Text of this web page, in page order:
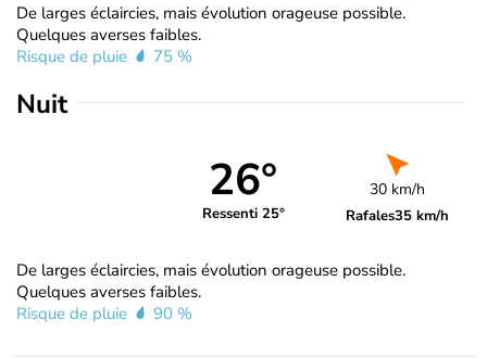
De larges éclaircies, mais évolution orageuse possible.
Quelques averses faibles.
Risque de pluie
75 %
Nuit
26°
Ressenti 25°
30 km/h
Rafales35 km/h
De larges éclaircies, mais évolution orageuse possible.
Quelques averses faibles.
Risque de pluie
90 %